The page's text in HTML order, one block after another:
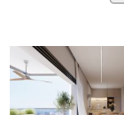
מור אביו,
יחול בשבוע
זמן רב